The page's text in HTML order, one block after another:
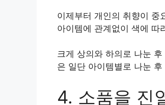
이제부터 개인의 취향이 중
아이템에 관계없이 색에 따
크게 상의와 하의로 나눈
은 일단 아이템별로 나눈
4. 소품을 진